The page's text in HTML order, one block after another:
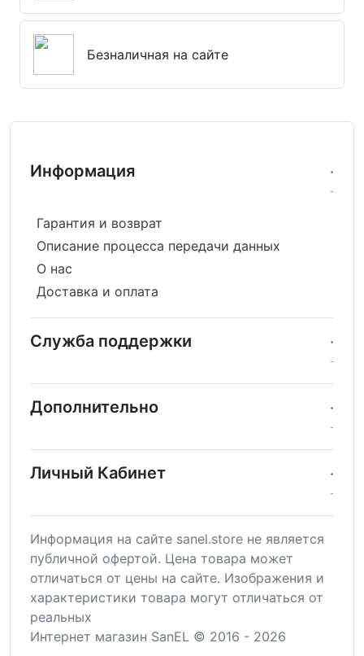
Безналичная на сайте
Информация
Гарантия и возврат
Описание процесса передачи данных
О нас
Доставка и оплата
Служба поддержки
Дополнительно
Личный Кабинет
Информация на сайте sanel.store не является
публичной офертой. Цена товара может
отличаться от цены на сайте. Изображения и
характеристики товара могут отличаться от
реальных
Интернет магазин SanEL © 2016 - 2026